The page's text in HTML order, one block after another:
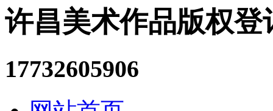
许昌美术作品版权
17732605906